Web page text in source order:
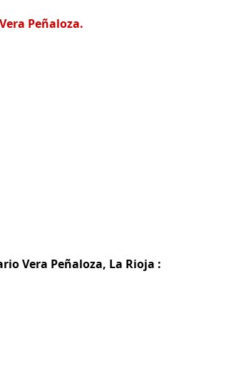
Peñaloza.
Vera Peñaloza, La Rioja :